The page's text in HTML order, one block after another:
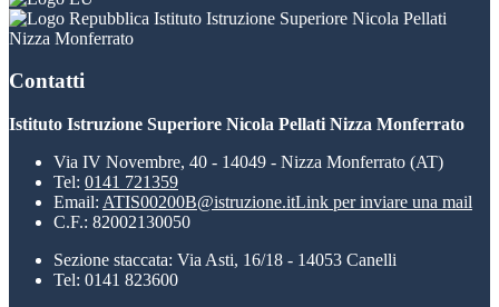
Istituto Istruzione Superiore Nicola Pellati
Nizza Monferrato
Contatti
Istituto Istruzione Superiore Nicola Pellati Nizza Monferrato
Via IV Novembre, 40 - 14049 - Nizza Monferrato (AT)
Tel: 0141 721359
Email: ATIS00200B@istruzione.itLink per inviare una mail
C.F.: 82002130050
Sezione staccata: Via Asti, 16/18 - 14053 Canelli
Tel: 0141 823600